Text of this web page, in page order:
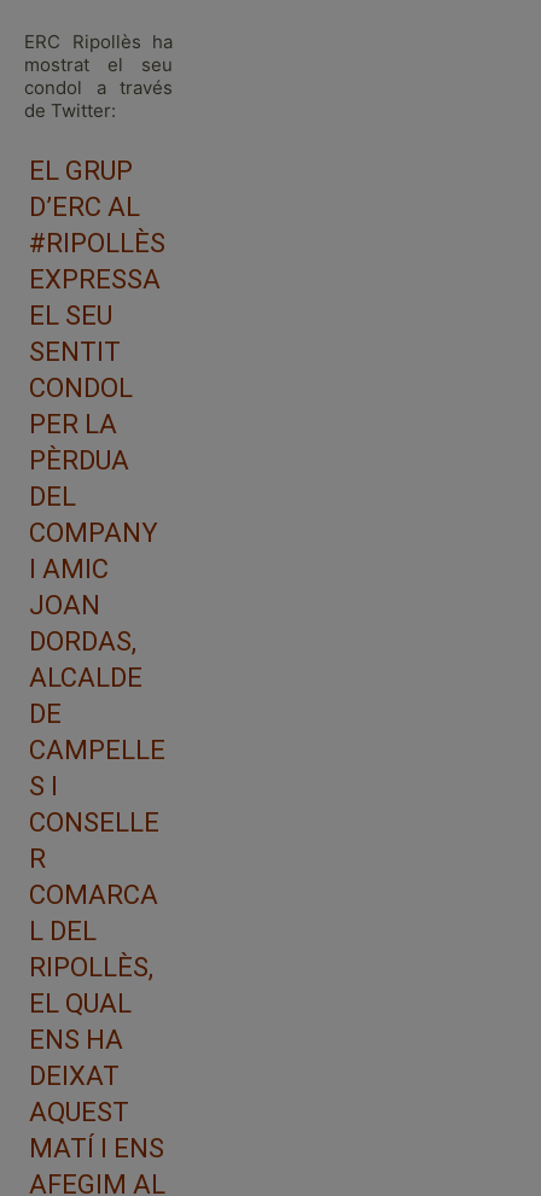
ERC Ripollès ha
mostrat el seu
condol a través
de Twitter:
EL GRUP
D’ERC AL
#RIPOLLÈS
EXPRESSA
EL SEU
SENTIT
CONDOL
PER LA
PÈRDUA
DEL
COMPANY
I AMIC
JOAN
DORDAS,
ALCALDE
DE
CAMPELLE
S I
CONSELLE
R
COMARCA
L DEL
RIPOLLÈS,
EL QUAL
ENS HA
DEIXAT
AQUEST
MATÍ I ENS
AFEGIM AL